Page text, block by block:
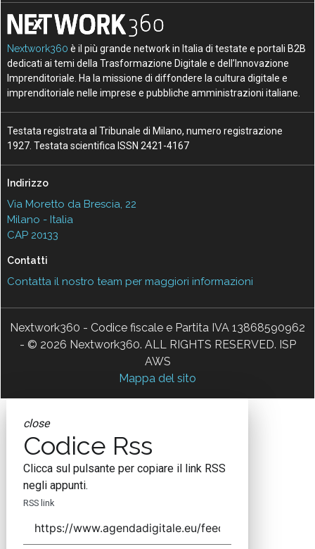
Nextwork360 è il più grande network in Italia di testate e portali B2B
dedicati ai temi della Trasformazione Digitale e dell’Innovazione
Imprenditoriale. Ha la missione di diffondere la cultura digitale e
imprenditoriale nelle imprese e pubbliche amministrazioni italiane.
Testata registrata al Tribunale di Milano, numero registrazione
1927. Testata scientifica ISSN 2421-4167
Indirizzo
Via Moretto da Brescia, 22
Milano - Italia
CAP 20133
Contatti
Contatta il nostro team per maggiori informazioni
Nextwork360 - Codice fiscale e Partita IVA 13868590962
- © 2026 Nextwork360. ALL RIGHTS RESERVED. ISP
AWS
Mappa del sito
close
Codice Rss
Clicca sul pulsante per copiare il link RSS
negli appunti.
RSS link